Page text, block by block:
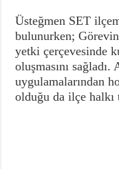
Üsteğmen SET
bulunurken;
yetki çerçevesinde
oluşmasını
uygulamalarından
olduğu da ilçe halkı